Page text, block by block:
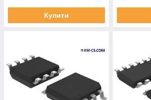
Купити